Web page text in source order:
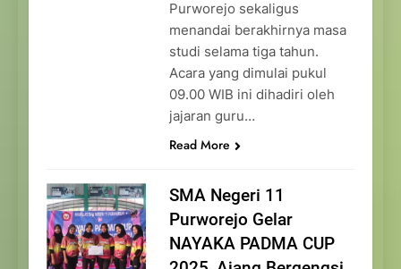
Purworejo sekaligus
menandai berakhirnya masa
studi selama tiga tahun.
Acara yang dimulai pukul
09.00 WIB ini dihadiri oleh
jajaran guru…
Read More
SMA Negeri 11
Purworejo Gelar
NAYAKA PADMA CUP